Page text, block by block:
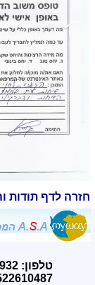
חזרה לדף תודות
טלפון: 077-4050932